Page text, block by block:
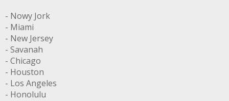
- Nowy Jork
- Miami
- New Jersey
- Savanah
- Chicago
- Houston
- Los Angeles
- Honolulu